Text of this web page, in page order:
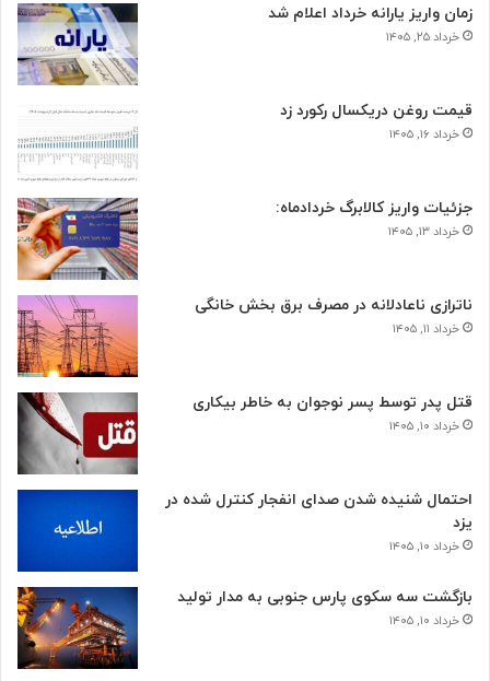
زمان واریز یارانه خرداد اعلام شد
خرداد ۲۵, ۱۴۰۵
قیمت روغن دریکسال رکورد زد
خرداد ۱۶, ۱۴۰۵
جزئیات واریز کالابرگ خردادماه:
خرداد ۱۳, ۱۴۰۵
ناترازی ناعادلانه در مصرف برق بخش خانگی
خرداد ۱۱, ۱۴۰۵
قتل پدر توسط پسر نوجوان به خاطر بیکاری
خرداد ۱۰, ۱۴۰۵
احتمال شنیده شدن صدای انفجار کنترل شده در
یزد
خرداد ۱۰, ۱۴۰۵
بازگشت سه سکوی پارس جنوبی به مدار تولید
خرداد ۱۰, ۱۴۰۵